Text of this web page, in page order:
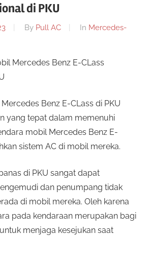
di PKU
By Pull AC In Mercedes-
Benz E-CLass di PKU
yang tepat dalam memenuhi
mobil Mercedes Benz E-
sistem AC di mobil mereka.
di PKU sangat dapat
dan penumpang tidak
di mobil mereka. Oleh karena
pada kendaraan merupakan bagi
menjaga kesejukan saat